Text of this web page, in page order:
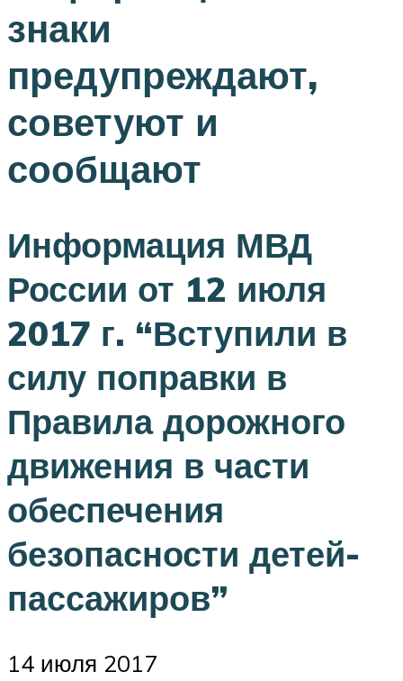
знаки
предупреждают,
советуют и
сообщают
Информация МВД
России от 12 июля
2017 г. “Вступили в
силу поправки в
Правила дорожного
движения в части
обеспечения
безопасности детей-
пассажиров”
14 июля 2017